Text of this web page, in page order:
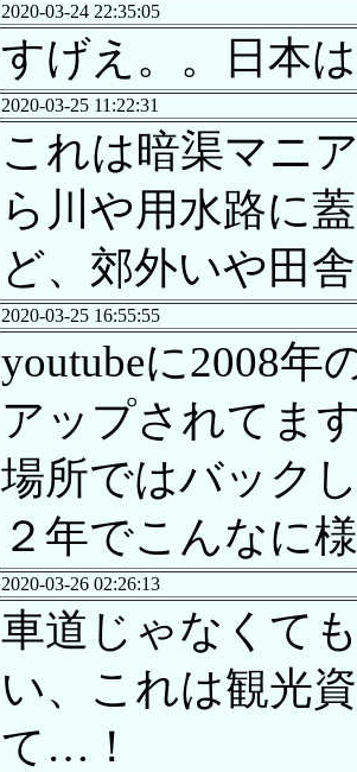
2020-03-24 22:35:05
すげえ。。日本
2020-03-25 11:22:31
これは暗渠マニ
ら川や用水路に
ど、郊外いや田
2020-03-25 16:55:55
youtubeに2008年
アップされてま
場所ではバック
２年でこんなに
2020-03-26 02:26:13
車道じゃなくて
い、これは観光
て…！